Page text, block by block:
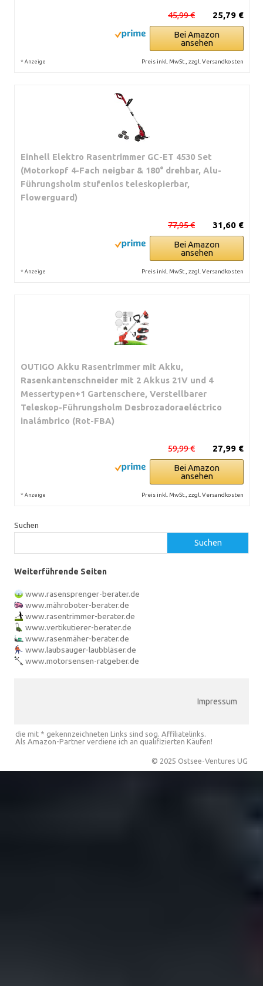
25,79 €
45,99 €
Bei Amazon
ansehen
* Anzeige Preis inkl. MwSt., zzgl. Versandkosten
Einhell Elektro Rasentrimmer GC-ET 4530 Set
(Motorkopf 4-Fach neigbar & 180° drehbar, Alu-
Führungsholm stufenlos teleskopierbar,
Flowerguard)
31,60 €
77,95 €
Bei Amazon
ansehen
* Anzeige Preis inkl. MwSt., zzgl. Versandkosten
OUTIGO Akku Rasentrimmer mit Akku,
Rasenkantenschneider mit 2 Akkus 21V und 4
Messertypen+1 Gartenschere, Verstellbarer
Teleskop-Führungsholm Desbrozadoraeléctrico
inalámbrico (Rot-FBA)
27,99 €
59,99 €
Bei Amazon
ansehen
* Anzeige Preis inkl. MwSt., zzgl. Versandkosten
Suchen
Suchen
Weiterführende Seiten
www.rasensprenger-berater.de
www.mähroboter-berater.de
www.rasentrimmer-berater.de
www.vertikutierer-berater.de
www.rasenmäher-berater.de
www.laubsauger-laubbläser.de
www.motorsensen-ratgeber.de
Impressum
die mit * gekennzeichneten Links sind sog. Affiliatelinks.
Als Amazon-Partner verdiene ich an qualifizierten Käufen!
© 2025 Ostsee-Ventures UG